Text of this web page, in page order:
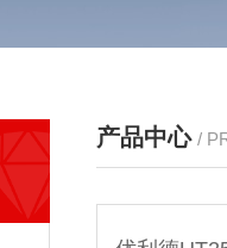
产品中心 /